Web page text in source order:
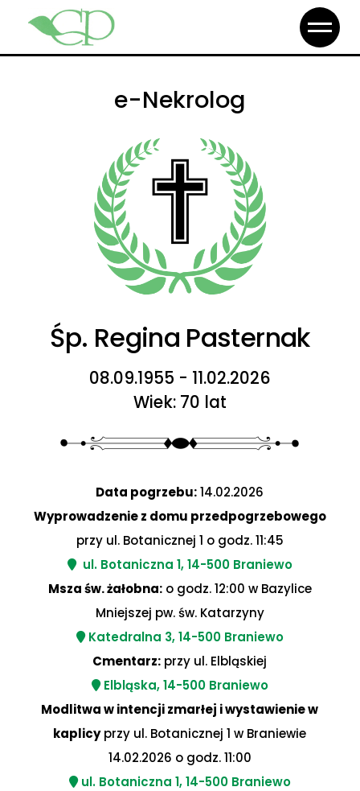
e-Nekrolog
Śp. Regina Pasternak
08.09.1955 - 11.02.2026
Wiek: 70 lat
Data pogrzebu:14.02.2026
Wyprowadzenie z domu przedpogrzebowego
przy ul. Botanicznej 1 o godz. 11:45
ul. Botaniczna 1, 14-500 Braniewo
Msza św. żałobna:o godz. 12:00 w Bazylice
Mniejszej pw. św. Katarzyny
Katedralna 3, 14-500 Braniewo
Cmentarz: przy ul. Elbląskiej
Elbląska, 14-500 Braniewo
Modlitwa w intencji zmarłej i wystawienie w
kaplicyprzy ul. Botanicznej 1 w Braniewie
14.02.2026 o godz. 11:00
ul. Botaniczna 1, 14-500 Braniewo